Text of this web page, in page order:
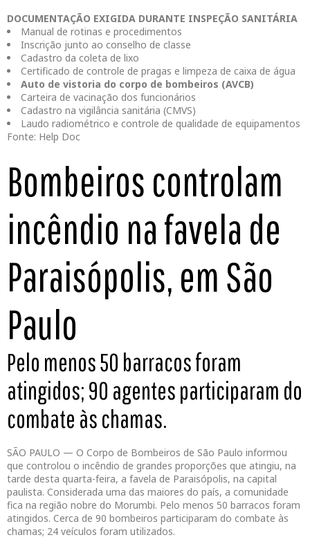
DOCUMENTAÇÃO EXIGIDA DURANTE INSPEÇÃO SANITÁRIA
Manual de rotinas e procedimentos
Inscrição junto ao conselho de classe
Cadastro da coleta de lixo
Certificado de controle de pragas e limpeza de caixa de água
Auto de vistoria do corpo de bombeiros (AVCB)
Carteira de vacinação dos funcionários
Cadastro na vigilância sanitária (CMVS)
Laudo radiométrico e controle de qualidade de equipamentos
Fonte: Help Doc
Bombeiros controlam
incêndio na favela de
Paraisópolis, em São
Paulo
Pelo menos 50 barracos foram
atingidos; 90 agentes participaram do
combate às chamas.
SÃO PAULO — O Corpo de Bombeiros de São Paulo informou
que controlou o incêndio de grandes proporções que atingiu, na
tarde desta quarta-feira, a favela de Paraisópolis, na capital
paulista. Considerada uma das maiores do país, a comunidade
fica na região nobre do Morumbi. Pelo menos 50 barracos foram
atingidos. Cerca de 90 bombeiros participaram do combate às
chamas; 24 veículos foram utilizados.